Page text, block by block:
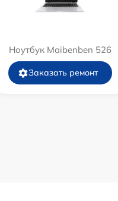
Ноутбук Maibenben 526
Заказать ремонт